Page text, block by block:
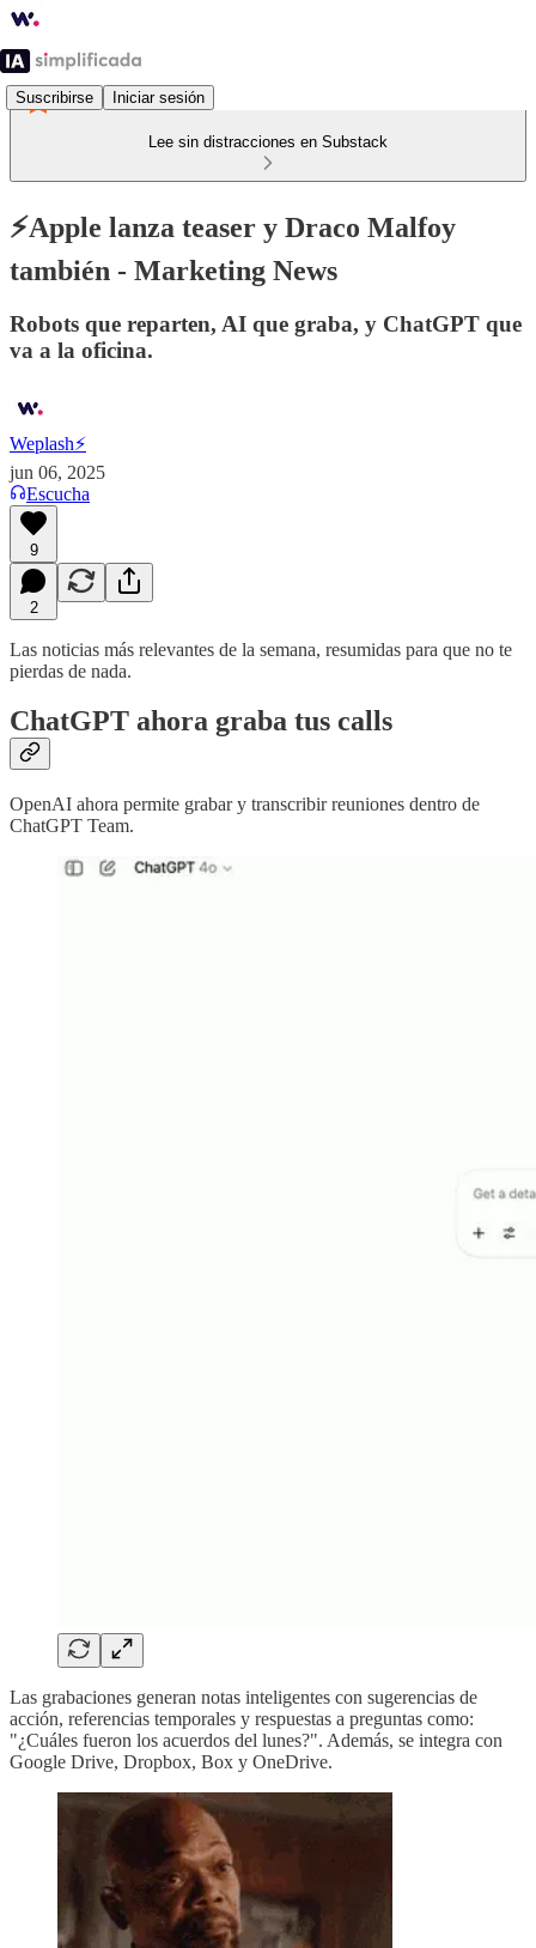
Suscribirse Iniciar sesión
Lee sin distracciones en Substack
⚡️Apple lanza teaser y Draco Malfoy
también - Marketing News
Robots que reparten, AI que graba, y ChatGPT que
va a la oficina.
Weplash⚡️
jun 06, 2025
Escucha
9
2
Las noticias más relevantes de la semana, resumidas para que no te
pierdas de nada.
ChatGPT ahora graba tus calls
OpenAI ahora permite grabar y transcribir reuniones dentro de
ChatGPT Team.
Las grabaciones generan notas inteligentes con sugerencias de
acción, referencias temporales y respuestas a preguntas como:
"¿Cuáles fueron los acuerdos del lunes?". Además, se integra con
Google Drive, Dropbox, Box y OneDrive.